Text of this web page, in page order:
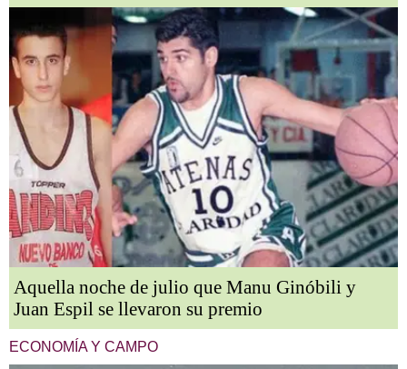
Aquella noche de julio que Manu Ginóbili y
Juan Espil se llevaron su premio
ECONOMÍA Y CAMPO